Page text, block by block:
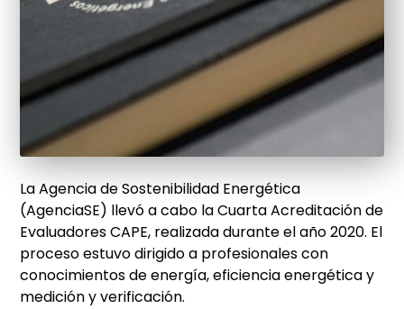
La Agencia de Sostenibilidad Energética
(AgenciaSE) llevó a cabo la Cuarta Acreditación de
Evaluadores CAPE, realizada durante el año 2020. El
proceso estuvo dirigido a profesionales con
conocimientos de energía, eficiencia energética y
medición y verificación.